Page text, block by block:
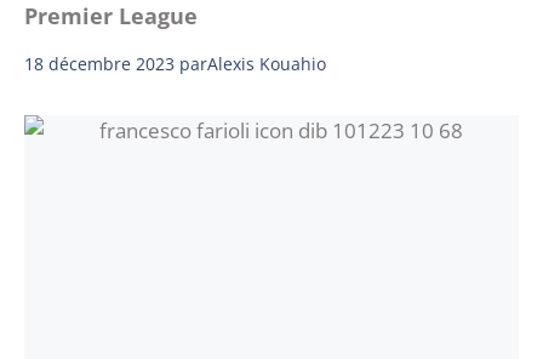
Premier League
18 décembre 2023 parAlexis Kouahio